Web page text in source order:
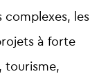
les
à forte
tourisme,